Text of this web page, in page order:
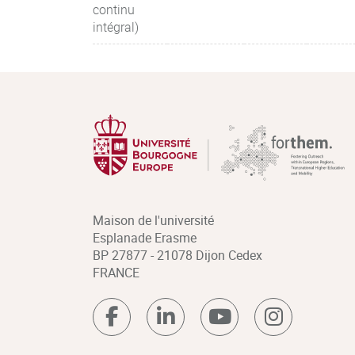
continu
intégral)
Maison de l'université
Esplanade Erasme
BP 27877 - 21078 Dijon Cedex
FRANCE